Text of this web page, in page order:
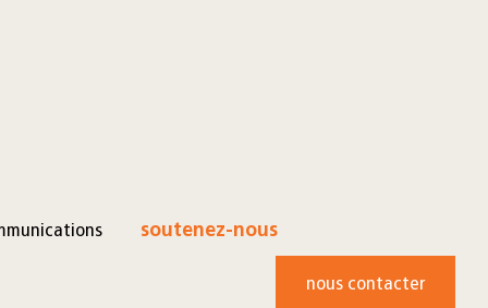
soutenez-nous
nous contacter